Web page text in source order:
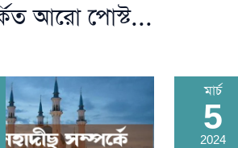
আরো পোস্ট...
মার্চ
5
2024